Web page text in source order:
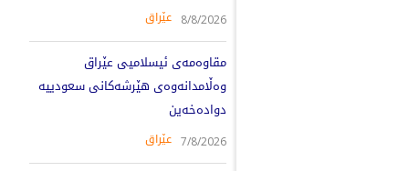
8/8/2026 عێراق
مقاوەمەی ئیسلامیی عێراق
وەڵامدانەوەی هێرشەکانی سعودییە
دوادەخەین
7/8/2026 عێراق